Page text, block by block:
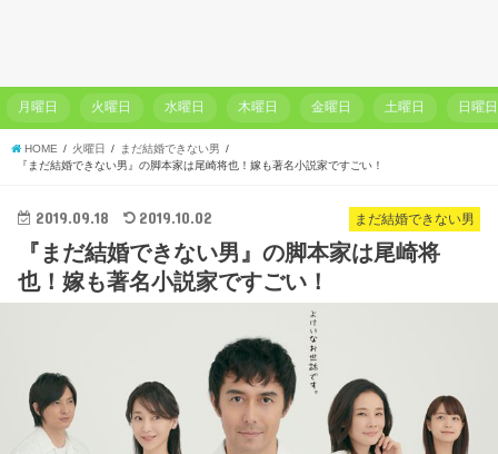
月曜日 火曜日 水曜日 木曜日 金曜日 土曜日 日曜日
HOME 火曜日
まだ結婚できない男
『まだ結婚できない男』の脚本家は尾崎将也！嫁も著名小説家ですごい！
まだ結婚できない男
2019.09.18 2019.10.02
『まだ結婚できない男』の脚本家は尾崎将
也！嫁も著名小説家ですごい！